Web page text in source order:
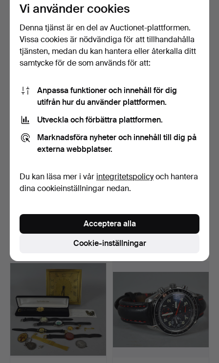
EN SAMLING KLOCKOR
LONGINES, BWC OCH
ANDRA.
Klubbades 8 apr 2019
CARTIER
DAMARMBANDSUR.
Klubbades 25 dec 2018
runt 1900.
4 bud
585 guld.
Klubbades 19 okt 2016
1 bud
289 USD
Vi använder cookies
Denna tjänst är en del av Auctionet-plattformen.
Vissa cookies är nödvändiga för att tillhandahålla
tjänsten, medan du kan hantera eller återkalla ditt
samtycke för de som används för att:
Anpassa funktioner och innehåll för dig
utifrån hur du använder plattformen.
Utveckla och förbättra plattformen.
Marknadsföra nyheter och innehåll till dig på
externa webbplatser.
Du kan läsa mer i vår integritetspolicyoch hantera
dina cookieinställningar nedan.
Cookie-inställningar
Acceptera alla